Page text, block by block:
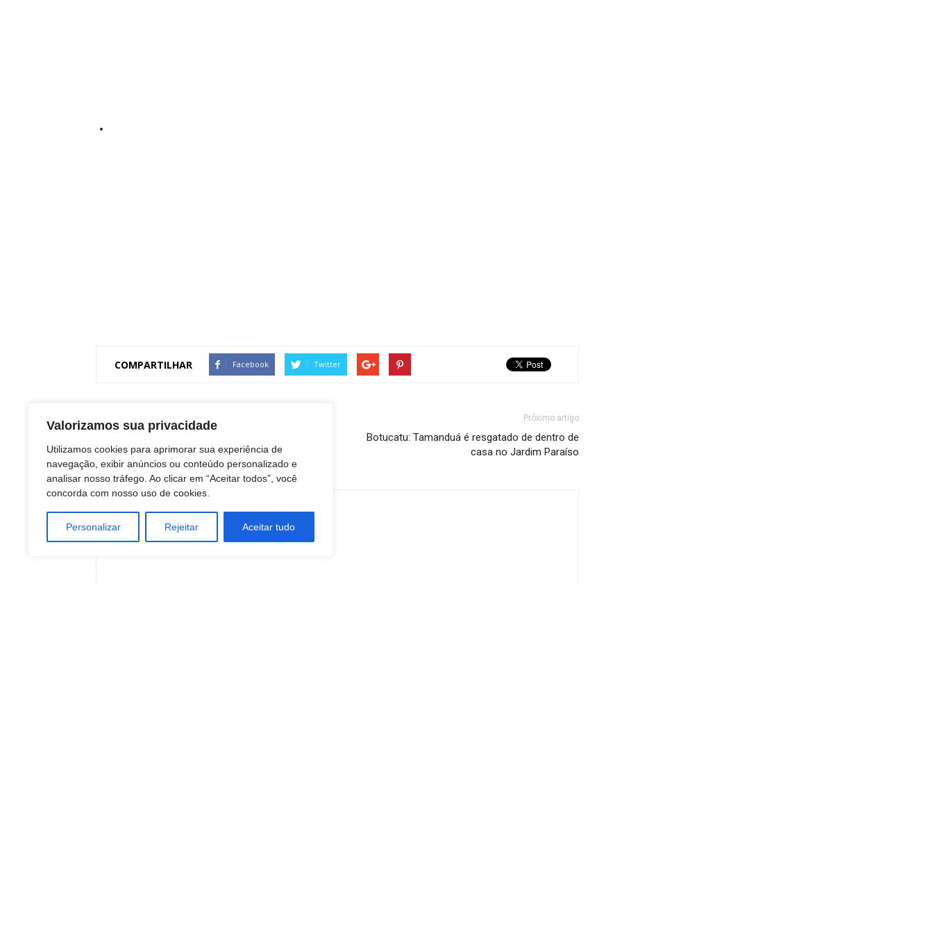
Valorizamos sua privacidade
Utilizamos cookies para aprimorar sua experiência de
navegação, exibir anúncios ou conteúdo personalizado e
analisar nosso tráfego. Ao clicar em “Aceitar todos”, você
concorda com nosso uso de cookies.
Personalizar Rejeitar Aceitar tudo
COMPARTILHAR Facebook Twitter
inscrições abertas
Próximo artigo
Botucatu: Tamanduá é resgatado de dentro de
casa no Jardim Paraíso
Redação Botucatu Online